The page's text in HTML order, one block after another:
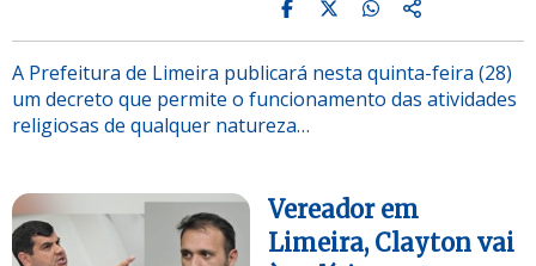
A Prefeitura de Limeira publicará nesta quinta-feira (28)
um decreto que permite o funcionamento das atividades
religiosas de qualquer natureza…
Vereador em
Limeira, Clayton vai